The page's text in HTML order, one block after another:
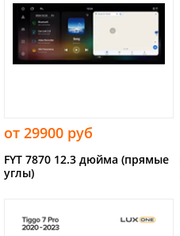
от 29900 руб
FYT 7870 12.3 дюйма (прямые
углы)